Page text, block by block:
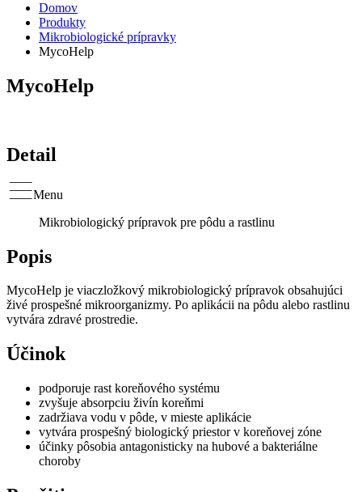
Domov
Produkty
Mikrobiologické prípravky
MycoHelp
MycoHelp
Detail
Menu
Mikrobiologický prípravok pre pôdu a rastlinu
Popis
MycoHelp je viaczložkový mikrobiologický prípravok obsahujúci
živé prospešné mikroorganizmy. Po aplikácii na pôdu alebo rastlinu
vytvára zdravé prostredie.
Účinok
podporuje rast koreňového systému
zvyšuje absorpciu živín koreňmi
zadržiava vodu v pôde, v mieste aplikácie
vytvára prospešný biologický priestor v koreňovej zóne
účinky pôsobia antagonisticky na hubové a bakteriálne
choroby